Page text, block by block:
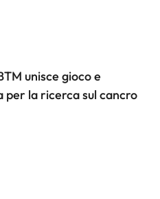
unisce gioco e
la ricerca sul cancro